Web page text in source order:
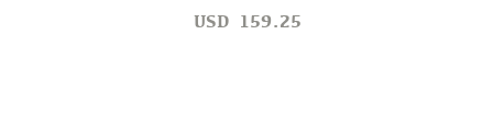
USD 159.25